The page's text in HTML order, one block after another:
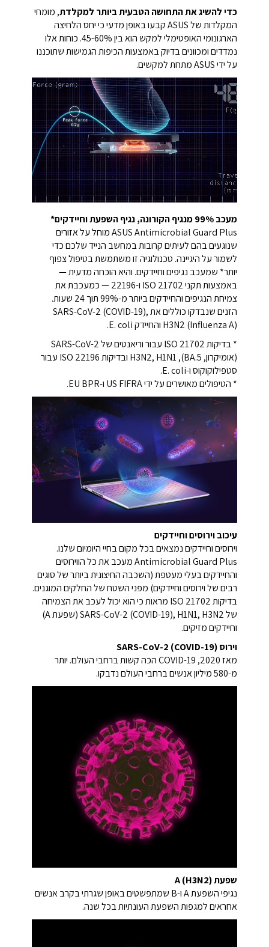
כדי להשיג את התחושה הטבעית ביותר למקלדת, מומחי
המקלדות של ASUS קבעו באופן מדעי כי יחס הלחיצה
הארגונומי האופטימלי למקש הוא בין 45-60%. כוחות אלו
נמדדים ומכוונים בדיוק באמצעות הכיפות הגמישות שתוכננו
על ידי ASUS מתחת למקשים.
מעכב 99% מנגיף הקורונה, נגיף השפעת וחיידקים*
ASUS Antimicrobial Guard Plus מוחל על אזורים
שנוגעים בהם לעיתים קרובות במחשב הנייד שלכם כדי
לשמור על היגיינה. טכנולוגיה זו משתמשת בטיפול צפוף
יותר* שמעכב נגיפים וחיידקים. והיא הוכחה מדעית —
באמצעות תקני ISO 21702 ו-22196 — כמעכבת את
צמיחת הנגיפים והחיידקים ביותר מ-99% תוך 24 שעות.
הזנים שנבדקו כוללים את SARS-CoV-2 (COVID-19),
H3N2 (Influenza A) והחיידק E. coli.
* בדיקות ISO 21702 עבור וריאנטים של SARS-CoV-2
(אומיקרון, BA.5), H3N2, H1N1 ובדיקות ISO 22196 עבור
סטפילוקוקוס ו-E. coli.
* הטיפולים מאושרים על ידי US FIFRA ו-EU BPR.
עיכוב וירוסים וחיידקים
וירוסים וחיידקים נמצאים בכל מקום בחיי היומיום שלנו.
Antimicrobial Guard Plus מעכב את כל הווירוסים
והחיידקים בעלי מעטפת (השכבה החיצונית ביותר של סוגים
רבים של וירוסים וחיידקים) מפני השטח של החלקים המוגנים.
בדיקות ISO 21702 מראות כי הוא יכול לעכב את הצמיחה
של SARS-CoV-2 (COVID-19), H1N1, H3N2 (שפעת A)
וחיידקים מזיקים.
וירוס SARS-CoV-2 (COVID-19)
מאז 2020, COVID-19 הכה קשות ברחבי העולם. יותר
מ-580 מיליון אנשים ברחבי העולם נדבקו.
שפעת A (H3N2)
נגיפי השפעת A ו-B שמתפשטים באופן שגרתי בקרב אנשים
אחראים למגפות השפעת העונתיות בכל שנה.